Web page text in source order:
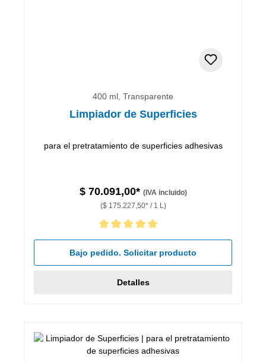
400 ml, Transparente
Limpiador de Superficies
para el pretratamiento de superficies adhesivas
$ 70.091,00* (IVA incluido)
($ 175.227,50* / 1 L)
Calificación promedio de 5 de 5 estrellas
Bajo pedido. Solicitar producto
Detalles